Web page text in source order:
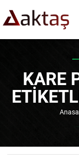
KARE